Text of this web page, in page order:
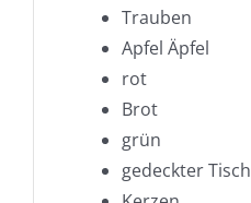
Trauben
Apfel Äpfel
rot
Brot
grün
gedeckter Tisch